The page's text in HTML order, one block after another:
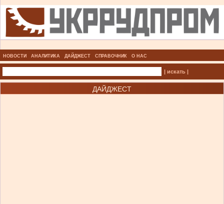
НОВОСТИ АНАЛИТИКА ДАЙДЖЕСТ СПРАВОЧНИК О НАС
| искать |
ДАЙДЖЕСТ